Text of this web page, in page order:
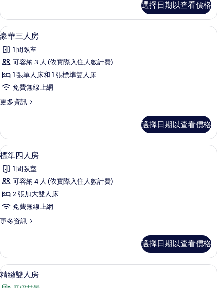
所
有
相
片
雙
人
房
詳
情
選擇日期以查看價格
顯
示
豪
華
三
房
所
有
相
片
豪華三人房 | 迷你吧、遮光布/窗簾、
10
豪華三人房
1 間臥室
可容納 3 人 (依實際入住人數計費)
1 張單人床和 1 張標準雙人床
免費無線上網
更多資訊
更
三
人
房
詳
情
選擇日期以查看價格
顯
示
標
準
四
房
所
有
相
12
標準四人房
1 間臥室
可容納 4 人 (依實際入住人數計費)
2 張加大雙人床
免費無線上網
更多資訊
更
四
人
房
選擇日期以查看價格
顯
示
12
精緻雙人房